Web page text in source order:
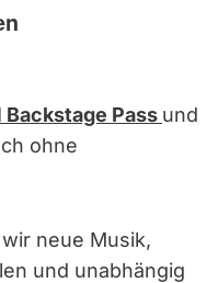
Backstage Pass und
ohne
neue Musik,
und unabhängig